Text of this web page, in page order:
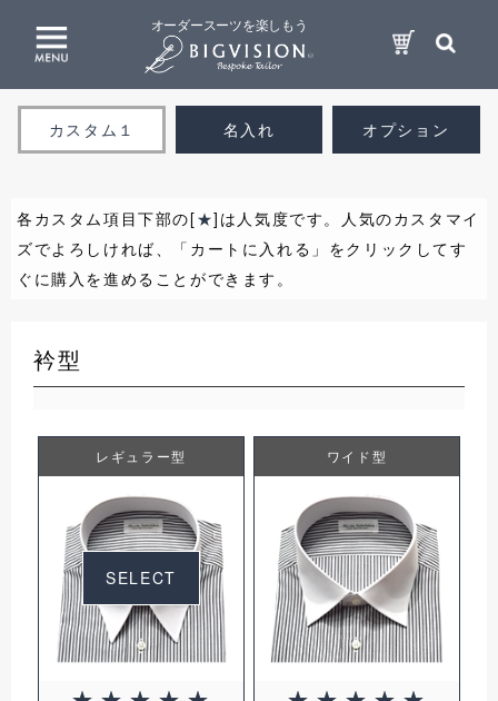
オーダースーツを楽しもう
カスタム１ 名入れ オプション
各カスタム項目下部の[★]は人気度です。人気のカスタマイ
ズでよろしければ、「カートに入れる」をクリックしてす
ぐに購入を進めることができます。
衿型
レギュラー型
SELECT
ワイド型